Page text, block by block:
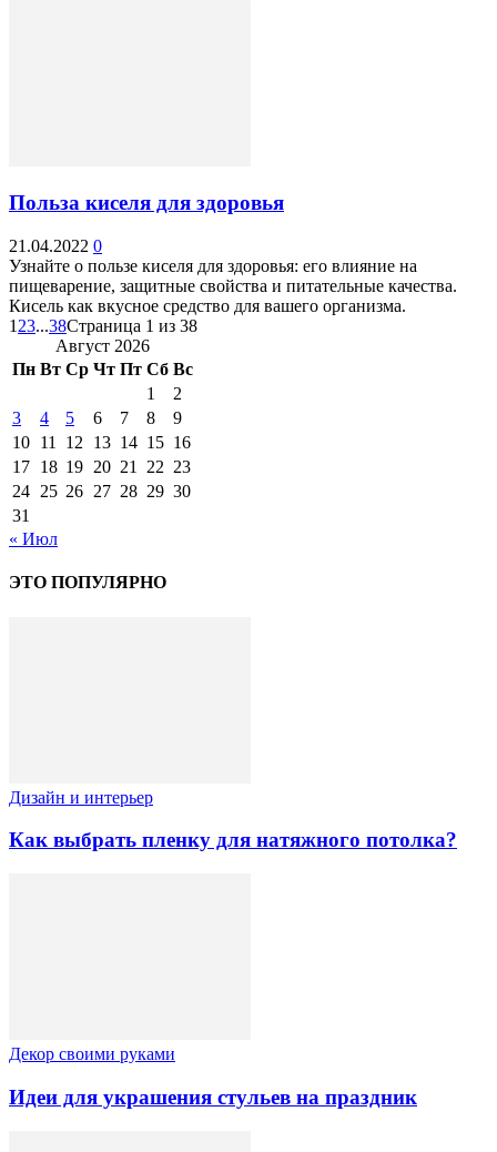
Польза киселя для здоровья
21.04.2022 0
Узнайте о пользе киселя для здоровья: его влияние на
пищеварение, защитные свойства и питательные качества.
Кисель как вкусное средство для вашего организма.
1 23...38Страница 1 из 38
Август 2026
Пн Вт Ср Чт Пт Сб Вс
1
2
3
4 5 6 7 8
9
10 11 12 13 14 15 16
17 18 19 20 21 22 23
24 25 26 27 28 29 30
31
« Июл
ЭТО ПОПУЛЯРНО
Дизайн и интерьер
Как выбрать пленку для натяжного потолка?
Декор своими руками
Идеи для украшения стульев на праздник